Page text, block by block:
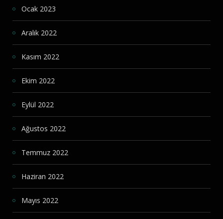
Ocak 2023
Aralık 2022
Kasım 2022
Ekim 2022
Eylül 2022
Ağustos 2022
Temmuz 2022
Haziran 2022
Mayıs 2022